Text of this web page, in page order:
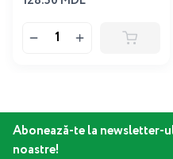
Abonează-te la newsletter-
noastre!